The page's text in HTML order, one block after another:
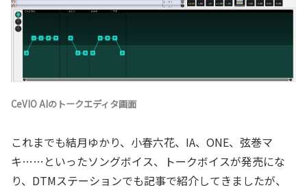
CeVIO AIのトークエディタ画面
これまでも結月ゆかり、小春六花、IA、ONE、弦巻マ
キ……といったソングボイス、トークボイスが発売にな
り、DTMステーションでも記事で紹介してきましたが、